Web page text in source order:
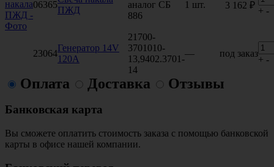
06365
ПЖД
аналог СБ
886
1 шт. 3 162 ₽
+ -
23064
Генератор 14V
120A
21700-
3701010-
13,9402.3701-
14
— под заказ
+ -
Оплата Доставка Отзывы
Банковская карта
Вы сможете оплатить стоимость заказа с помощью банковской
карты в офисе нашей компании.